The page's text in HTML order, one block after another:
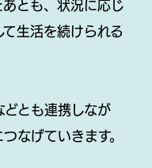
とも、状況に応じ
生活を続けられる
とも連携しなが
なげていきます。